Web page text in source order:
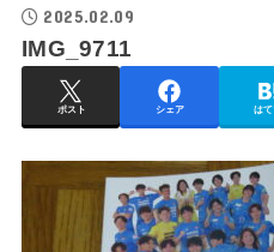
2025.02.09
IMG_9711
ポスト シェア はて